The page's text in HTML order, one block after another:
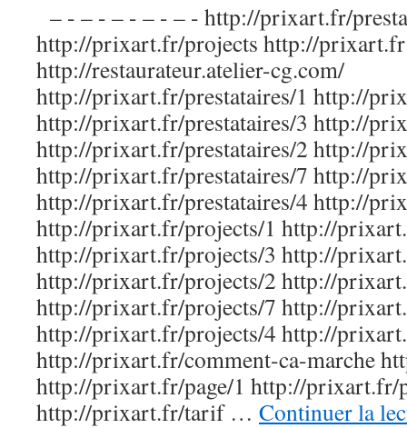
– - – - – - – - – - http://prixart.fr/
http://prixart.fr/projects http://prixart.fr
http://restaurateur.atelier-cg.com/
http://prixart.fr/prestataires/1 http://
http://prixart.fr/prestataires/3 http://
http://prixart.fr/prestataires/2 http://
http://prixart.fr/prestataires/7 http://
http://prixart.fr/prestataires/4 http://
http://prixart.fr/projects/1 http://
http://prixart.fr/projects/3 http://
http://prixart.fr/projects/2 http://
http://prixart.fr/projects/7 http://
http://prixart.fr/projects/4 http://
http://prixart.fr/comment-ca-marche
http://prixart.fr/page/1 http://prixart.fr/
http://prixart.fr/tarif … Continuer la